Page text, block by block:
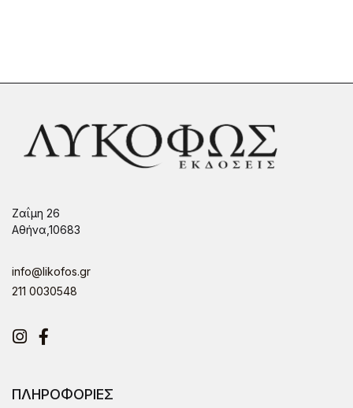
Ζαΐμη 26
Αθήνα,10683
info@likofos.gr
211 0030548
Instagram
Facebook
ΠΛΗΡΟΦΟΡΙΕΣ